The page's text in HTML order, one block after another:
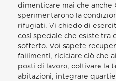
dimenticare mai che anche
sperimentarono la
rifugiati. Vi chiedo di
così speciale che esiste tra
sofferto. Voi sapete
fallimenti, riciclare ciò che
posti di lavoro, coltivare la
abitazioni, integrare